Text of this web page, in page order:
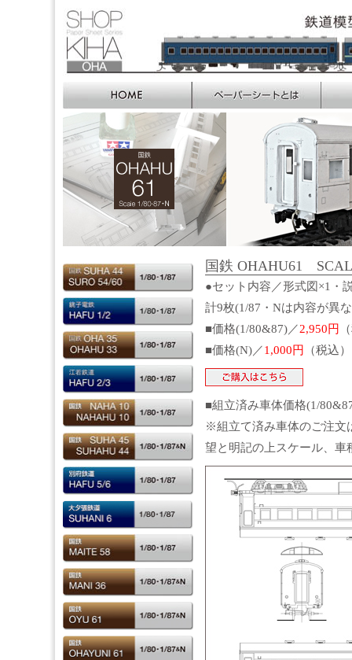
国鉄 OHAHU61
●セット内容／形式図×1
計9枚(1/87・Nは内容が異
■価格(1/80&87)／2,950円
■価格(N)／1,000円 （税込
■組立済み車体価格(1/
※組立て済み車体のご注文
望と明記の上スケール、車